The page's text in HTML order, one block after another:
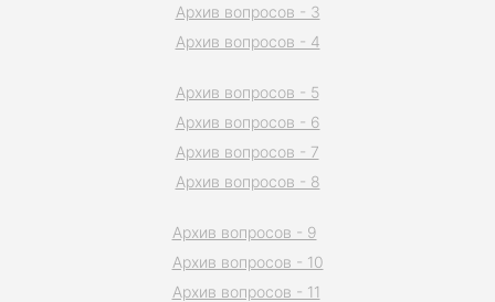
Архив вопросов - 3
Архив вопросов - 4
Архив вопросов - 5
Архив вопросов - 6
Архив вопросов - 7
Архив вопросов - 8
Архив вопросов - 9
Архив вопросов - 10
Архив вопросов - 11